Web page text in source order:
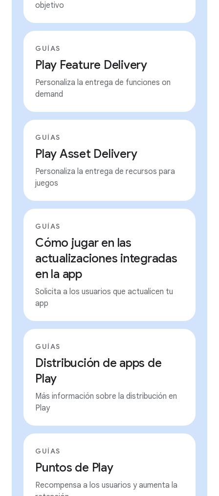
objetivo
GUÍAS
Play Feature Delivery
Personaliza la entrega de funciones on
demand
GUÍAS
Play Asset Delivery
Personaliza la entrega de recursos para
juegos
GUÍAS
Cómo jugar en las
actualizaciones integradas
en la app
Solicita a los usuarios que actualicen tu
app
GUÍAS
Distribución de apps de
Play
Más información sobre la distribución en
Play
GUÍAS
Puntos de Play
Recompensa a los usuarios y aumenta la